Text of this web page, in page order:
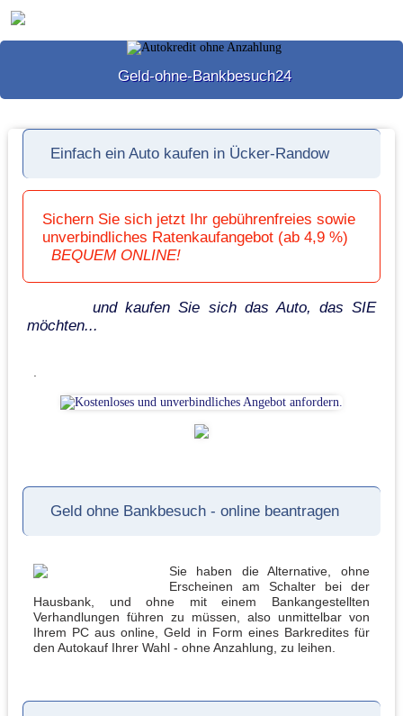
Geld-ohne-Bankbesuch24
Einfach ein Auto kaufen in Ücker-Randow
Sichern Sie sich jetzt Ihr gebührenfreies sowie
unverbindliches Ratenkaufangebot (ab 4,9 %)
BEQUEM ONLINE!
und kaufen Sie sich das Auto, das SIE
möchten...
Geld ohne Bankbesuch - online beantragen
Sie haben die Alternative, ohne
Erscheinen am Schalter bei der
Hausbank, und ohne mit einem Bankangestellten
Verhandlungen führen zu müssen, also unmittelbar von
Ihrem PC aus online, Geld in Form eines Barkredites für
den Autokauf Ihrer Wahl - ohne Anzahlung, zu leihen.